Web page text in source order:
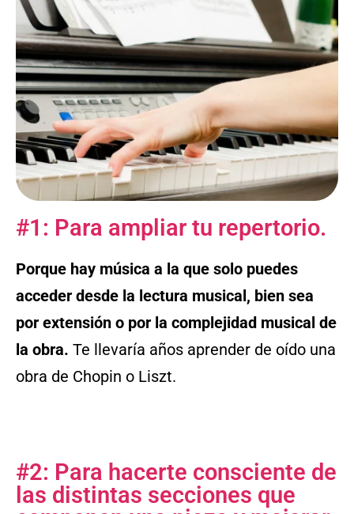
#1: Para ampliar tu repertorio.
Porque hay música a la que solo puedes
acceder desde la lectura musical, bien sea
por extensión o por la complejidad musical de
la obra. Te llevaría años aprender de oído una
obra de Chopin o Liszt.
#2: Para hacerte consciente de
las distintas secciones que